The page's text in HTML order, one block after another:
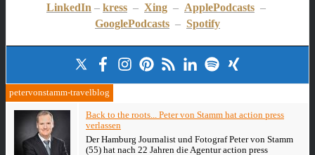
LinkedIn – kress – Xing – ApplePodcasts –
GooglePodcasts – Spotify
petervonstamm-travelblog
Back to the roots... Peter von Stamm hat action press
verlassen
Der Hamburg Journalist und Fotograf Peter von Stamm
(55) hat nach 22 Jahren die Agentur action press